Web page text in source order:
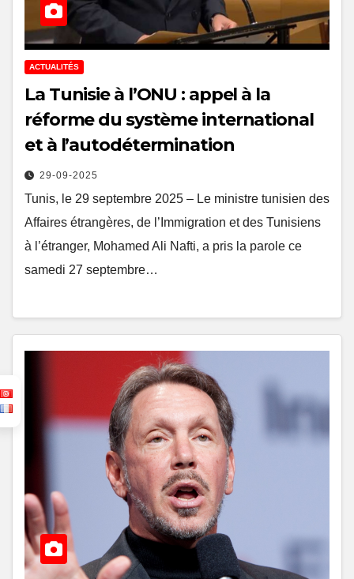
ACTUALITÉS
La Tunisie à l’ONU : appel à la
réforme du système international
et à l’autodétermination
29-09-2025
Tunis, le 29 septembre 2025 – Le ministre tunisien des
Affaires étrangères, de l’Immigration et des Tunisiens
à l’étranger, Mohamed Ali Nafti, a pris la parole ce
samedi 27 septembre…